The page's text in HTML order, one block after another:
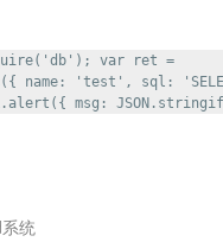
var ret =
name: 'test', sql:
msg:
统